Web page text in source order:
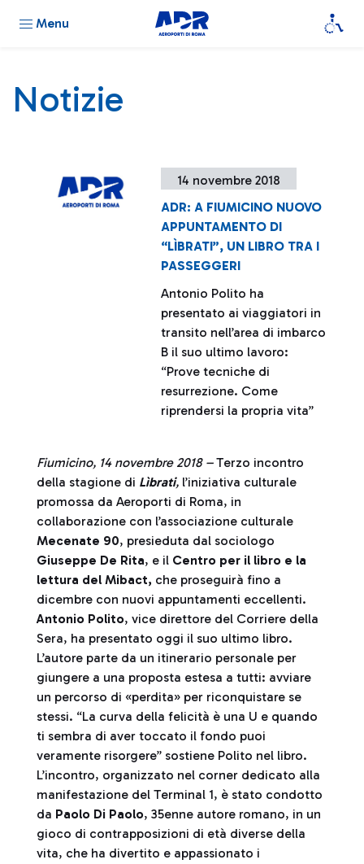
Menu
Notizie
14 novembre 2018
ADR: A FIUMICINO NUOVO
APPUNTAMENTO DI
“LÌBRATI”, UN LIBRO TRA I
PASSEGGERI
Antonio Polito ha
presentato ai viaggiatori in
transito nell’area di imbarco
B il suo ultimo lavoro:
“Prove tecniche di
resurrezione. Come
riprendersi la propria vita”
Fiumicino, 14 novembre 2018 –Terzo incontro
della stagione di Lìbrati, l’iniziativa culturale
promossa da Aeroporti di Roma, in
collaborazione con l’associazione culturale
Mecenate 90, presieduta dal sociologo
Giuseppe De Rita, e il Centro per il libro e la
lettura del Mibact, che proseguirà fino a
dicembre con nuovi appuntamenti eccellenti.
Antonio Polito, vice direttore del Corriere della
Sera, ha presentato oggi il suo ultimo libro.
L’autore parte da un itinerario personale per
giungere a una proposta estesa a tutti: avviare
un percorso di «perdita» per riconquistare se
stessi. “La curva della felicità è una U e quando
ti sembra di aver toccato il fondo puoi
veramente risorgere” sostiene Polito nel libro.
L’incontro, organizzato nel corner dedicato alla
manifestazione del Terminal 1, è stato condotto
da Paolo Di Paolo, 35enne autore romano, in un
gioco di contrapposizioni di età diverse della
vita, che ha divertito e appassionato i